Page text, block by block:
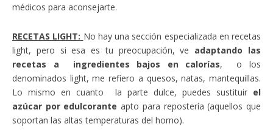
médicos para aconsejarte.
RECETAS LIGHT: No hay una sección especializada en recetas
light, pero si esa es tu preocupación, ve adaptando las
recetas a ingredientes bajos en calorías, o los
denominados light, me refiero a quesos, natas, mantequillas.
Lo mismo en cuanto la parte dulce, puedes sustituir el
azúcar por edulcorante apto para repostería (aquellos que
soportan las altas temperaturas del horno).